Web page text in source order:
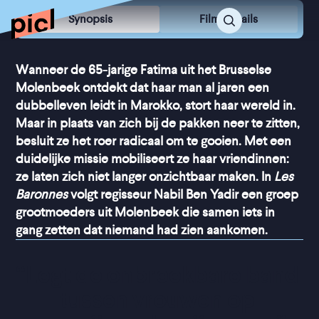
Synopsis Film Details
Wanneer de 65-jarige Fatima uit het Brusselse
Molenbeek ontdekt dat haar man al jaren een
dubbelleven leidt in Marokko, stort haar wereld in.
Maar in plaats van zich bij de pakken neer te zitten,
besluit ze het roer radicaal om te gooien. Met een
duidelijke missie mobiliseert ze haar vriendinnen:
ze laten zich niet langer onzichtbaar maken. In Les
Baronnesvolgt regisseur Nabil Ben Yadir een groep
grootmoeders uit Molenbeek die samen iets in
gang zetten dat niemand had zien aankomen.